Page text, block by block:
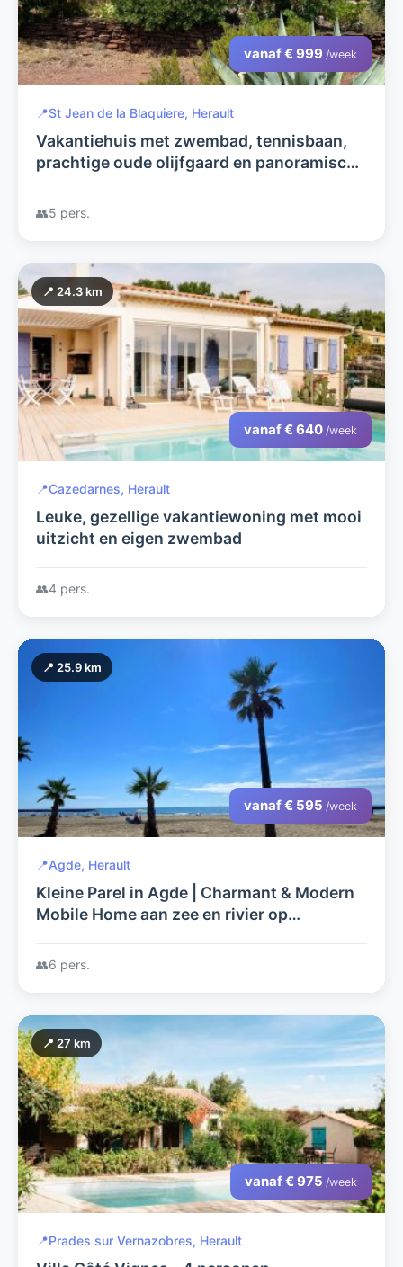
vanaf € 999 /week
📍St Jean de la Blaquiere, Herault
Vakantiehuis met zwembad, tennisbaan,
prachtige oude olijfgaard en panoramisch
wifi
👥5 pers.
📍 24.3 km
vanaf € 640 /week
📍Cazedarnes, Herault
Leuke, gezellige vakantiewoning met mooi
uitzicht en eigen zwembad
👥4 pers.
📍 25.9 km
vanaf € 595 /week
📍Agde, Herault
Kleine Parel in Agde | Charmant & Modern
Mobile Home aan zee en rivier op
👥6 pers.
📍 27 km
vanaf € 975 /week
📍Prades sur Vernazobres, Herault